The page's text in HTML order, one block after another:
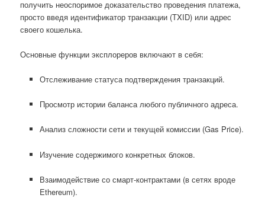
получить неоспоримое доказательство проведения платежа,
просто введя идентификатор транзакции (TXID) или адрес
своего кошелька.
Основные функции эксплореров включают в себя:
Отслеживание статуса подтверждения транзакций.
Просмотр истории баланса любого публичного адреса.
Анализ сложности сети и текущей комиссии (Gas Price).
Изучение содержимого конкретных блоков.
Взаимодействие со смарт-контрактами (в сетях вроде
Ethereum).